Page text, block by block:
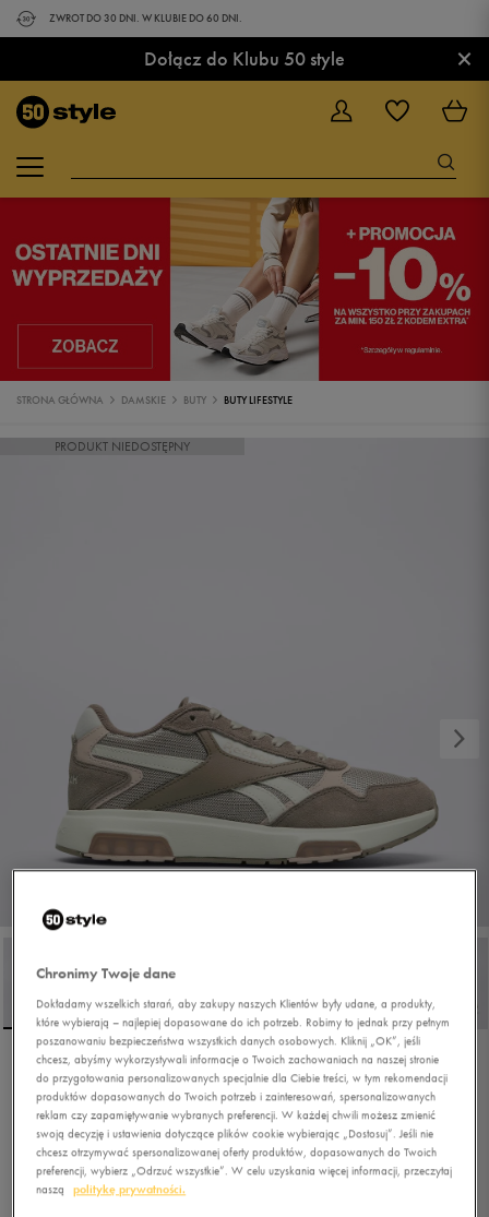
ZWROT DO 30 DNI. W KLUBIE DO 60 DNI.
Dołącz do Klubu 50 style ×
STRONA GŁÓWNA DAMSKIE BUTY BUTY LIFESTYLE
PRODUKT NIEDOSTĘPNY
REEBOK GLIDE DMX
4.9(45)
159,99złz Vat
Chronimy Twoje dane
Dokładamy wszelkich starań, aby zakupy naszych Klientów były udane, a produkty,
które wybierają – najlepiej dopasowane do ich potrzeb. Robimy to jednak przy pełnym
poszanowaniu bezpieczeństwa wszystkich danych osobowych. Kliknij „OK”, jeśli
chcesz, abyśmy wykorzystywali informacje o Twoich zachowaniach na naszej stronie
do przygotowania personalizowanych specjalnie dla Ciebie treści, w tym rekomendacji
produktów dopasowanych do Twoich potrzeb i zainteresowań, spersonalizowanych
reklam czy zapamiętywanie wybranych preferencji. W każdej chwili możesz zmienić
swoją decyzję i ustawienia dotyczące plików cookie wybierając „Dostosuj”. Jeśli nie
chcesz otrzymywać spersonalizowanej oferty produktów, dopasowanych do Twoich
preferencji, wybierz „Odrzuć wszystkie”. W celu uzyskania więcej informacji, przeczytaj
naszą
politykę prywatności.